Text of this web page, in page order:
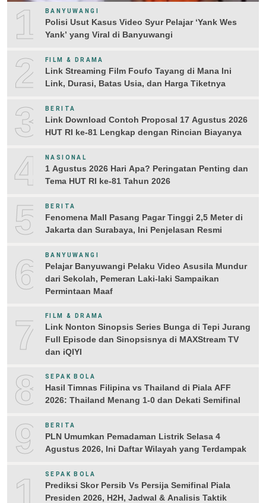
1 BANYUWANGI
Polisi Usut Kasus Video Syur Pelajar ‘Yank Wes
Yank’ yang Viral di Banyuwangi
2 FILM & DRAMA
Link Streaming Film Foufo Tayang di Mana Ini
Link, Durasi, Batas Usia, dan Harga Tiketnya
3 BERITA
Link Download Contoh Proposal 17 Agustus 2026
HUT RI ke-81 Lengkap dengan Rincian Biayanya
4 NASIONAL
1 Agustus 2026 Hari Apa? Peringatan Penting dan
Tema HUT RI ke-81 Tahun 2026
5 BERITA
Fenomena Mall Pasang Pagar Tinggi 2,5 Meter di
Jakarta dan Surabaya, Ini Penjelasan Resmi
6 BANYUWANGI
Pelajar Banyuwangi Pelaku Video Asusila Mundur
dari Sekolah, Pemeran Laki-laki Sampaikan
Permintaan Maaf
7 FILM & DRAMA
Link Nonton Sinopsis Series Bunga di Tepi Jurang
Full Episode dan Sinopsisnya di MAXStream TV
dan iQIYI
8 SEPAK BOLA
Hasil Timnas Filipina vs Thailand di Piala AFF
2026: Thailand Menang 1-0 dan Dekati Semifinal
9 BERITA
PLN Umumkan Pemadaman Listrik Selasa 4
Agustus 2026, Ini Daftar Wilayah yang Terdampak
10SEPAK BOLA
Prediksi Skor Persib Vs Persija Semifinal Piala
Presiden 2026, H2H, Jadwal & Analisis Taktik